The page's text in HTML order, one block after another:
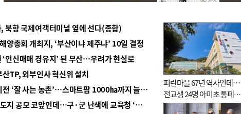
북항 국제여객터미널 옆에 선다(종합)
총회 개최지, ‘부산이냐 제주냐’ 10일 결정
인신매매 경유지’ 된 부산…우려가 현실로
TP, 외부인사 혁신위 설치
■ 경남 농정 비전 ‘잘 사는 농촌’…스마트팜 1000㏊까지 늘린다
■ 교육혁신선도지 공모 코앞인데…구·군 난색에 교육청 ‘쩔쩔’
피란마을 67년 역사인데…
전교생 24명 아미초 통폐합
기로